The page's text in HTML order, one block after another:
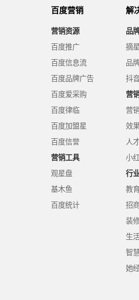
百度营销
营销资源
百度推广
百度信息流
百度品牌广告
百度爱采购
百度律临
百度加盟星
百度信誉
营销工具
观星盘
基木鱼
百度统计
解
品
摘
品
抖
营
营
效
人
小
行
教
招
装
生
智
她